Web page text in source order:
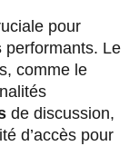
pour
performants. Le
comme le
de discussion,
d’accès pour